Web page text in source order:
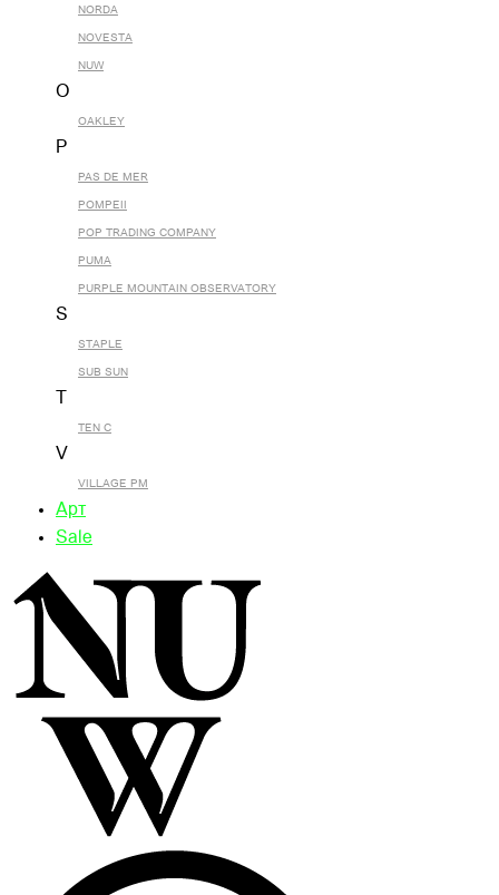
NORDA
NOVESTA
NUW
O
OAKLEY
P
PAS DE MER
POMPEII
POP TRADING COMPANY
PUMA
PURPLE MOUNTAIN OBSERVATORY
S
STAPLE
SUB SUN
TEN C
V
VILLAGE PM
Арт
Sale